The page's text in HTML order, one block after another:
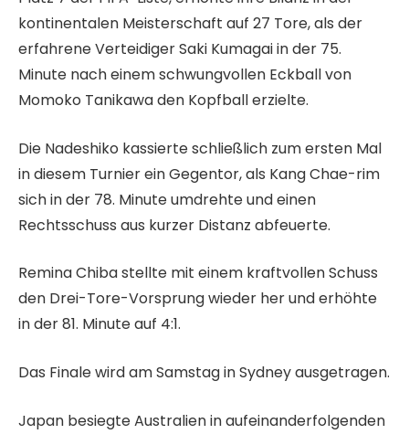
0
2
6
t
3
A
r
i
k
e
l
L
i
s
t
kontinentalen Meisterschaft auf 27 Tore, als der
erfahrene Verteidiger Saki Kumagai in der 75.
Minute nach einem schwungvollen Eckball von
Momoko Tanikawa den Kopfball erzielte.
Die Nadeshiko kassierte schließlich zum ersten Mal
in diesem Turnier ein Gegentor, als Kang Chae-rim
sich in der 78. Minute umdrehte und einen
Rechtsschuss aus kurzer Distanz abfeuerte.
Remina Chiba stellte mit einem kraftvollen Schuss
den Drei-Tore-Vorsprung wieder her und erhöhte
in der 81. Minute auf 4:1.
Das Finale wird am Samstag in Sydney ausgetragen.
Japan besiegte Australien in aufeinanderfolgenden